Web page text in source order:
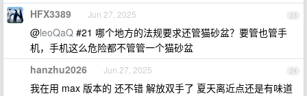
23
HFX3389 Jun 27, 2025
@leoQaQ #21 哪个地方的法规要求还管猫砂盆？要管也管手
机，手机这么危险都不管管一个猫砂盆
24
hanzhu2026 Jun 27, 2025
我在用 max 版本的 还不错 解放双手了 夏天离近点还是有味道